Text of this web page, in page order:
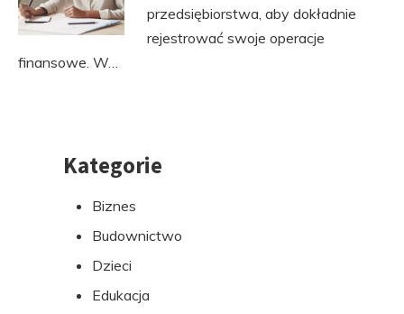
przedsiębiorstwa, aby dokładnie
rejestrować swoje operacje
finansowe. W…
PrzejdźKategorie
Biznes
Budownictwo
Dzieci
Edukacja